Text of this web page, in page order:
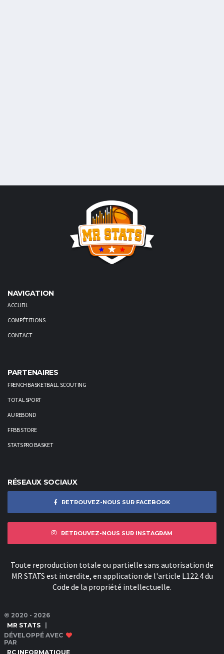
NAVIGATION
ACCUEIL
COMPÉTITIONS
CONTACT
PARTENAIRES
FRENCH BASKETBALL SCOUTING
TOTAL SPORT
AU REBOND
FFBB STORE
STATS PRO BASKET
RÉSEAUX SOCIAUX
RETROUVEZ-NOUS SUR FACEBOOK
RETROUVEZ-NOUS SUR INSTAGRAM
Toute reproduction totale ou partielle sans autorisation de
MR STATS est interdite, en application de l'article L122.4 du
Code de la propriété intellectuelle.
© 2020 - 2026
MR STATS
DÉVELOPPÉ AVEC
PAR
RC INFORMATIQUE